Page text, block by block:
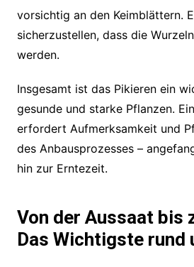
vorsichtig an den Keimblättern.
sicherzustellen, dass die
werden.
Insgesamt ist das Pikieren ein
gesunde und starke Pflanzen.
erfordert Aufmerksamkeit und
des Anbausprozesses –
hin zur Erntezeit.
Von der Aussaat bis
Das Wichtigste rund